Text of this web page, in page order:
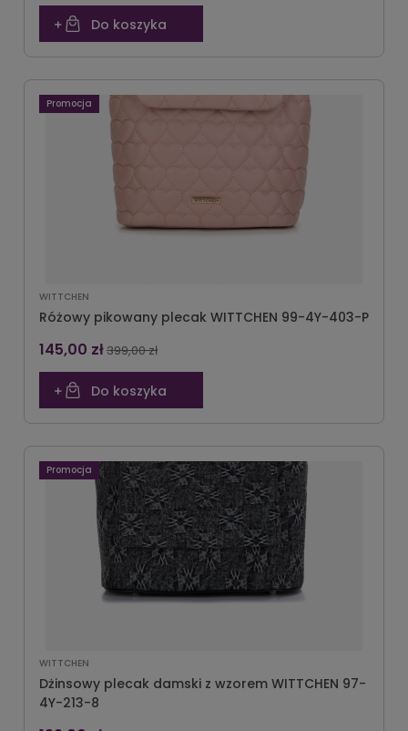
Do koszyka
WITTCHEN
Różowy pikowany plecak WITTCHEN 99-4Y-403-P
145,00 zł399,00 zł
Do koszyka
Promocja
WITTCHEN
Dżinsowy plecak damski z wzorem WITTCHEN 97-
4Y-213-8
Promocja